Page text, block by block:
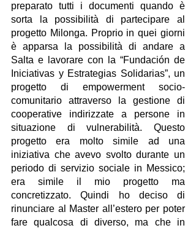
preparato tutti i documenti quando è
sorta la possibilità di partecipare al
progetto Milonga. Proprio in quei giorni
è apparsa la possibilità di andare a
Salta e lavorare con la “Fundación de
Iniciativas y Estrategias Solidarias”, un
progetto di empowerment socio-
comunitario attraverso la gestione di
cooperative indirizzate a persone in
situazione di vulnerabilità. Questo
progetto era molto simile ad una
iniziativa che avevo svolto durante un
periodo di servizio sociale in Messico;
era simile il mio progetto ma
concretizzato. Quindi ho deciso di
rinunciare al Master all’estero per poter
fare qualcosa di diverso, ma che in